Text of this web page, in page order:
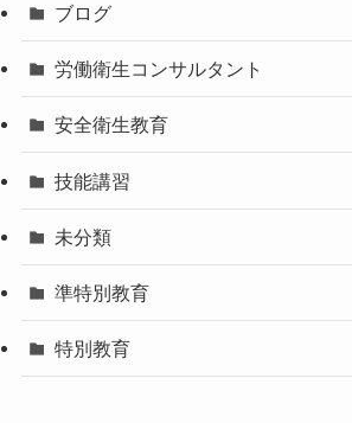
ブログ
労働衛生コンサルタント
安全衛生教育
技能講習
未分類
準特別教育
特別教育